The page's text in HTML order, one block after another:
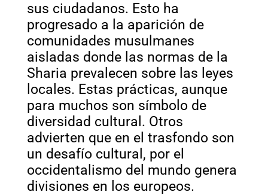
sus ciudadanos. Esto ha
progresado a la aparición de
comunidades musulmanes
aisladas donde las normas de la
Sharia prevalecen sobre las leyes
locales. Estas prácticas, aunque
para muchos son símbolo de
diversidad cultural. Otros
advierten que en el trasfondo son
un desafío cultural, por el
occidentalismo del mundo genera
divisiones en los europeos.